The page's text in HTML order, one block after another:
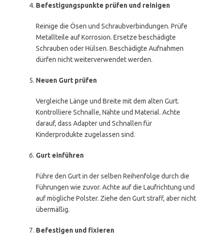
Befestigungspunkte prüfen und reinigen
Reinige die Ösen und Schraubverbindungen. Prüfe
Metallteile auf Korrosion. Ersetze beschädigte
Schrauben oder Hülsen. Beschädigte Aufnahmen
dürfen nicht weiterverwendet werden.
Neuen Gurt prüfen
Vergleiche Länge und Breite mit dem alten Gurt.
Kontrolliere Schnalle, Nähte und Material. Achte
darauf, dass Adapter und Schnallen für
Kinderprodukte zugelassen sind.
Gurt einführen
Führe den Gurt in der selben Reihenfolge durch die
Führungen wie zuvor. Achte auf die Laufrichtung und
auf mögliche Polster. Ziehe den Gurt straff, aber nicht
übermäßig.
Befestigen und fixieren